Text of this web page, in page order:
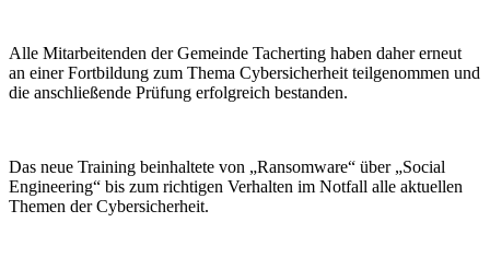
Alle Mitarbeitenden der Gemeinde Tacherting haben daher erneut
an einer Fortbildung zum Thema Cybersicherheit teilgenommen und
die anschließende Prüfung erfolgreich bestanden.
Das neue Training beinhaltete von „Ransomware“ über „Social
Engineering“ bis zum richtigen Verhalten im Notfall alle aktuellen
Themen der Cybersicherheit.